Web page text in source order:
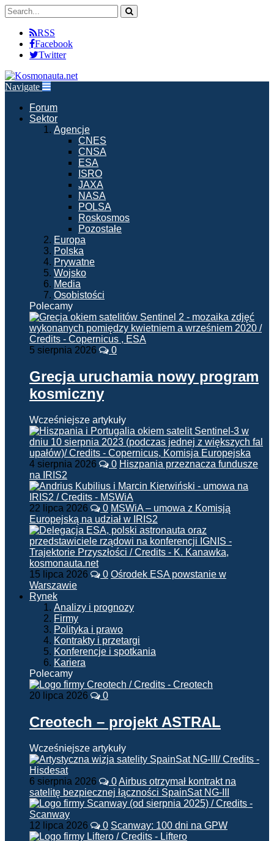
RSS
Facebook
Twitter
Navigate
Forum
Sektor
Agencje
CNES
CNSA
ESA
ISRO
JAXA
NASA
POLSA
Roskosmos
Pozostałe
Europa
Polska
Prywatne
Wojsko
Media
Osobistości
Polecamy
5 sierpnia 2026 0
Grecja uruchamia nowy program
kosmiczny
Wcześniejsze artykuły
4 sierpnia 2026 0 Hiszpania przeznacza fundusze
na IRIS2
22 lipca 2026 0 MSWiA – umowa z Komisją
Europejską na udział w IRIS2
15 lipca 2026 0 Ośrodek ESA powstanie w
Warszawie
Rynek
Analizy i prognozy
Firmy
Polityka i prawo
Kontrakty i przetargi
Konferencje i spotkania
Kariera
Polecamy
20 lipca 2026 0
Creotech – projekt ASTRAL
Wcześniejsze artykuły
6 sierpnia 2026 0Airbus otrzymał kontrakt na
satelitę bezpiecznej łączności SpainSat NG-III
12 lipca 2026 0 Scanway: 100 dni na GPW